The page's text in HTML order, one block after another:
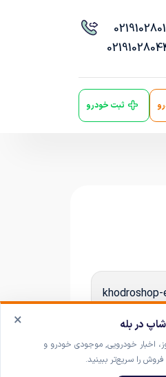
021
021
ثبت خودرو
× در بله
اخبار خودرویی, موجودی خودرو و
را سریع‌تر ببینید.